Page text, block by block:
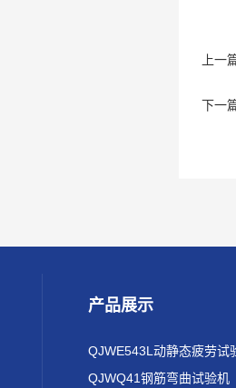
上一
下一
产品展示
QJWE543L动静态疲劳试
QJWQ41钢筋弯曲试验机